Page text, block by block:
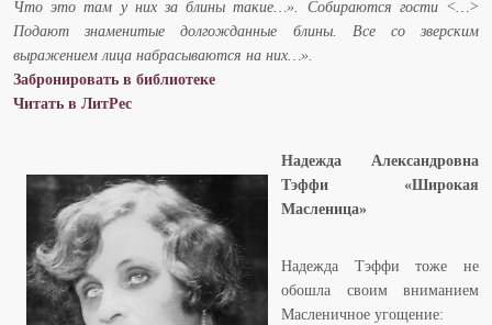
Что это там у них за блины такие…». Собираются гости <…>
Подают знаменитые долгожданные блины. Все со зверским
выражением лица набрасываются на них…».
Забронировать в библиотеке
Читать в ЛитРес
Надежда Александровна
Тэффи
«Широкая
Масленица»
Надежда Тэффи тоже не
обошла своим вниманием
Масленичное угощение: